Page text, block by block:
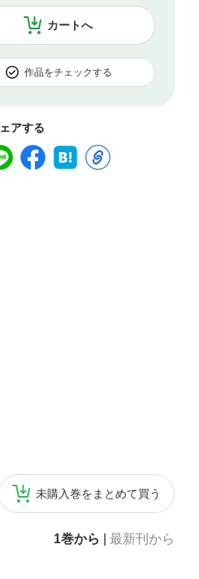
カートへ
作品をチェックする
アする
未購入巻をまとめて買う
1巻から 最新刊から